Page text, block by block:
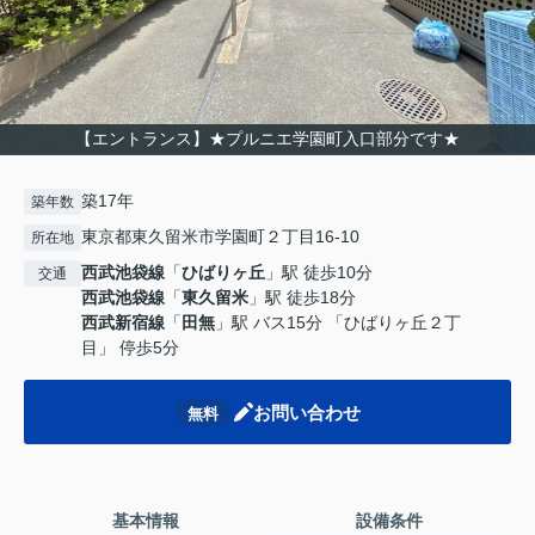
【エントランス】★プルニエ学園町入口部分です★
築年数 築17年
所在地 東京都東久留米市学園町２丁目16-10
交通 西武池袋線 「ひばりヶ丘 」駅 徒歩10分
西武池袋線 「東久留米 」駅 徒歩18分
西武新宿線 「 田無 」駅 バス15分 「ひばりヶ丘２丁
目」 停歩5分
無料 お問い合わせ
基本情報 設備条件